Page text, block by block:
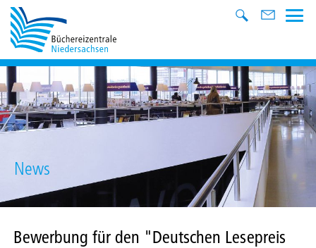
News
Bewerbung für den "Deutschen Lesepreis